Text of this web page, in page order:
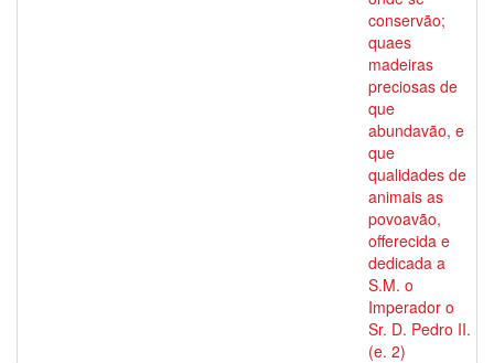
conservão;
quaes
madeiras
preciosas de
que
abundavão, e
que
qualidades de
animais as
povoavão,
offerecida e
dedicada a
S.M. o
Imperador o
Sr. D. Pedro II.
(e. 2)